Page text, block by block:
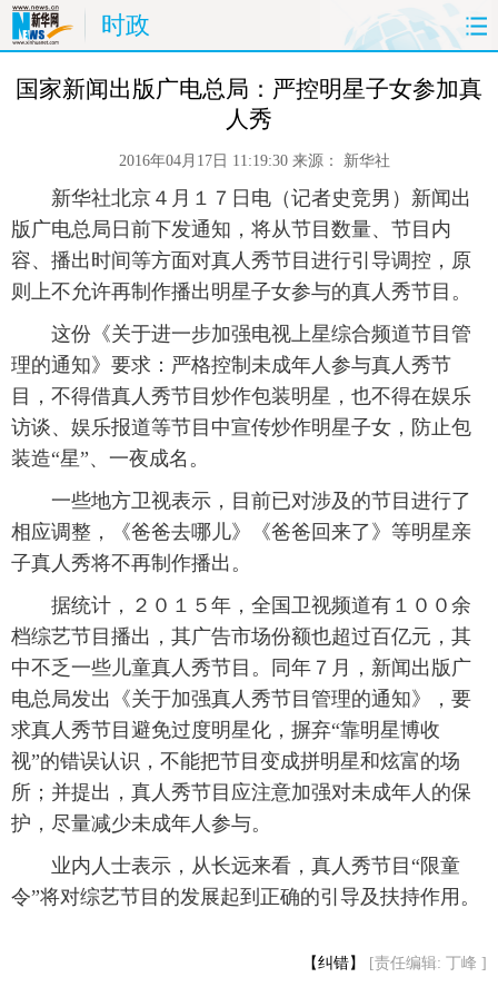
时政
首页 时政 国际 财经
时尚 思客 地方 法治
港澳 台湾 华人 汽车
图片 视频 彩票 食品
旅游 健康 信息化 数据
富媒体 摄影 新华广播
新华电视中文 新华电视英文 返回PC
国家新闻出版广电总局：严控明星子女参加真
人秀
2016年04月17日 11:19:30 来源： 新华社
新华社北京４月１７日电（记者史竞男）新闻出
版广电总局日前下发通知，将从节目数量、节目内
容、播出时间等方面对真人秀节目进行引导调控，原
则上不允许再制作播出明星子女参与的真人秀节目。
这份《关于进一步加强电视上星综合频道节目管
理的通知》要求：严格控制未成年人参与真人秀节
目，不得借真人秀节目炒作包装明星，也不得在娱乐
访谈、娱乐报道等节目中宣传炒作明星子女，防止包
装造“星”、一夜成名。
一些地方卫视表示，目前已对涉及的节目进行了
相应调整，《爸爸去哪儿》《爸爸回来了》等明星亲
子真人秀将不再制作播出。
据统计，２０１５年，全国卫视频道有１００余
档综艺节目播出，其广告市场份额也超过百亿元，其
中不乏一些儿童真人秀节目。同年７月，新闻出版广
电总局发出《关于加强真人秀节目管理的通知》，要
求真人秀节目避免过度明星化，摒弃“靠明星博收
视”的错误认识，不能把节目变成拼明星和炫富的场
所；并提出，真人秀节目应注意加强对未成年人的保
护，尽量减少未成年人参与。
业内人士表示，从长远来看，真人秀节目“限童
令”将对综艺节目的发展起到正确的引导及扶持作用。
【纠错】 [责任编辑: 丁峰 ]